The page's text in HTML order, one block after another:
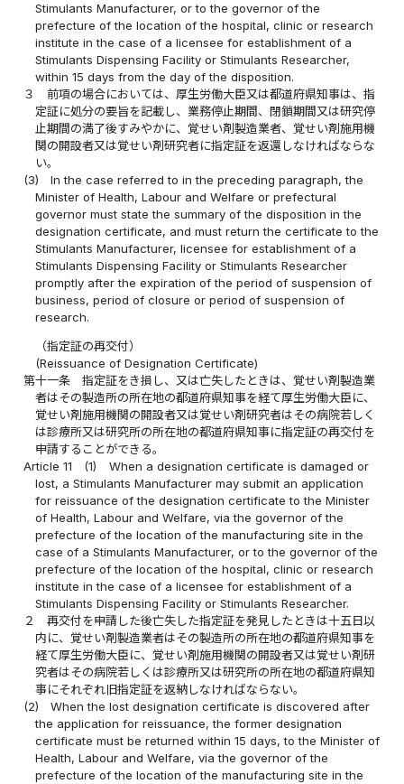
Stimulants Manufacturer, or to the governor of the
prefecture of the location of the hospital, clinic or research
institute in the case of a licensee for establishment of a
Stimulants Dispensing Facility or Stimulants Researcher,
within 15 days from the day of the disposition.
３
前項の場合においては、厚生労働大臣又は都道府県知事は、指
定証に処分の要旨を記載し、業務停止期間、閉鎖期間又は研究停
止期間の満了後すみやかに、覚せい剤製造業者、覚せい剤施用機
関の開設者又は覚せい剤研究者に指定証を返還しなければならな
い。
(3)
In the case referred to in the preceding paragraph, the
Minister of Health, Labour and Welfare or prefectural
governor must state the summary of the disposition in the
designation certificate, and must return the certificate to the
Stimulants Manufacturer, licensee for establishment of a
Stimulants Dispensing Facility or Stimulants Researcher
promptly after the expiration of the period of suspension of
business, period of closure or period of suspension of
research.
（指定証の再交付）
(Reissuance of Designation Certificate)
第十一条
指定証をき損し、又は亡失したときは、覚せい剤製造業
者はその製造所の所在地の都道府県知事を経て厚生労働大臣に、
覚せい剤施用機関の開設者又は覚せい剤研究者はその病院若しく
は診療所又は研究所の所在地の都道府県知事に指定証の再交付を
申請することができる。
Article 11
(1)
When a designation certificate is damaged or
lost, a Stimulants Manufacturer may submit an application
for reissuance of the designation certificate to the Minister
of Health, Labour and Welfare, via the governor of the
prefecture of the location of the manufacturing site in the
case of a Stimulants Manufacturer, or to the governor of the
prefecture of the location of the hospital, clinic or research
institute in the case of a licensee for establishment of a
Stimulants Dispensing Facility or Stimulants Researcher.
２
再交付を申請した後亡失した指定証を発見したときは十五日以
内に、覚せい剤製造業者はその製造所の所在地の都道府県知事を
経て厚生労働大臣に、覚せい剤施用機関の開設者又は覚せい剤研
究者はその病院若しくは診療所又は研究所の所在地の都道府県知
事にそれぞれ旧指定証を返納しなければならない。
(2)
When the lost designation certificate is discovered after
the application for reissuance, the former designation
certificate must be returned within 15 days, to the Minister of
Health, Labour and Welfare, via the governor of the
prefecture of the location of the manufacturing site in the